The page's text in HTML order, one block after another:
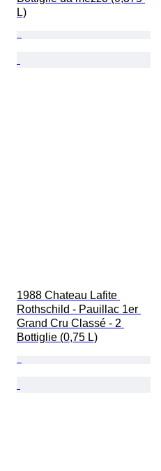
L)
1988 Chateau Lafite
Rothschild - Pauillac 1er
Grand Cru Classé - 2
Bottiglie (0,75 L)